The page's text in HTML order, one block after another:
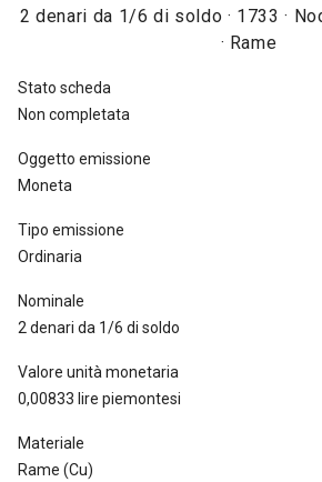
1740, 3.600.000 nel 1743 e, infine,
Traina 1967, tav. XC, nota dopo il n. 198
2 denari da 1/6 di soldo · 1733 ·
· Rame
Stato scheda
Non completata
Oggetto emissione
Moneta
Tipo emissione
Ordinaria
Nominale
2 denari da 1/6 di soldo
Valore unità monetaria
0,00833 lire piemontesi
Materiale
Rame (Cu)